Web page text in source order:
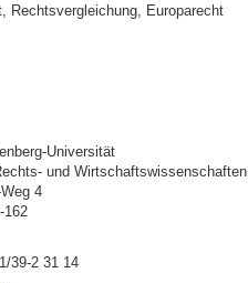
Rechtsvergleichung, Europarecht
Universität
und Wirtschaftswissenschaften
4
162
39-2 31 14